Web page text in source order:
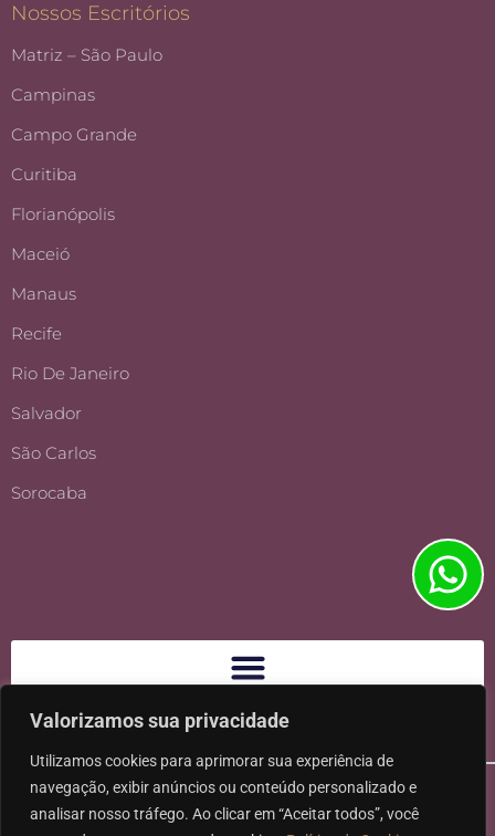
Valorizamos sua privacidade
Utilizamos cookies para aprimorar sua experiência de
navegação, exibir anúncios ou conteúdo personalizado e
analisar nosso tráfego. Ao clicar em “Aceitar todos”, você
Nossos Escritórios
Matriz – São Paulo
Campinas
Campo Grande
Curitiba
Florianópolis
Maceió
Manaus
Recife
Rio De Janeiro
Salvador
São Carlos
Sorocaba